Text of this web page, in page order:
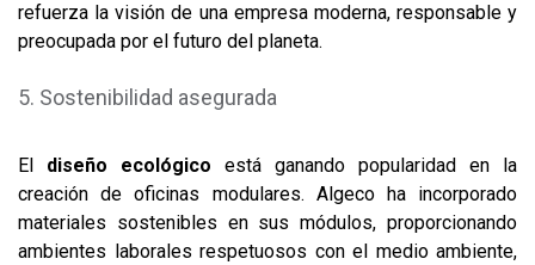
refuerza la visión de una empresa moderna, responsable y
preocupada por el futuro del planeta.
Sostenibilidad asegurada
El diseño ecológico está ganando popularidad en la
creación de oficinas modulares. Algeco ha incorporado
materiales sostenibles en sus módulos, proporcionando
ambientes laborales respetuosos con el medio ambiente,